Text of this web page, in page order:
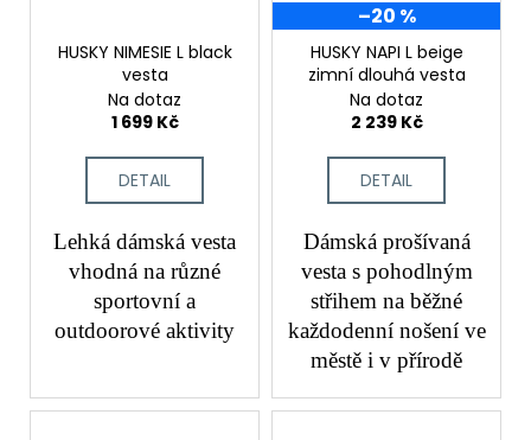
HUSKY NIMESIE L black
vesta
Na dotaz
1 699 Kč
DETAIL
Lehká dámská vesta
vhodná na různé
sportovní a
outdoorové aktivity
–20 %
HUSKY NAPI L beige
zimní dlouhá vesta
Na dotaz
2 239 Kč
DETAIL
Dámská prošívaná
vesta s pohodlným
střihem na běžné
každodenní nošení ve
městě i v přírodě